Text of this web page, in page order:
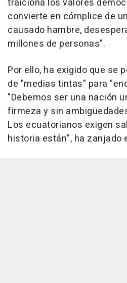
traiciona los valores
convierte en cómplice de
causado hambre,
millones de personas".
Por ello, ha exigido que se
de "medias tintas" para
"Debemos ser una nación
firmeza y sin
Los ecuatorianos exigen
historia están", ha zanjado